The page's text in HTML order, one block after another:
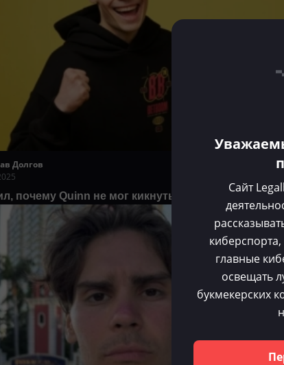
Долгов
почему Quinn не мог кикнуть dyrachyo
Сайт
главные
освещать
букмекерских